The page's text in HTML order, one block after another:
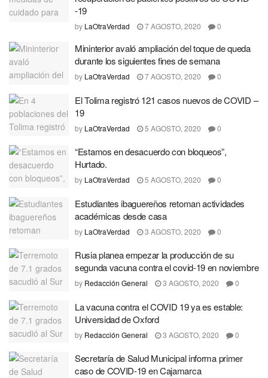
-19
by LaOtraVerdad 7 AGOSTO, 2020 0
Mininterior avaló ampliación del toque de queda
durante los siguientes fines de semana
by LaOtraVerdad 7 AGOSTO, 2020 0
El Tolima registró 121 casos nuevos de COVID –
19
by LaOtraVerdad 5 AGOSTO, 2020 0
“Estamos en desacuerdo con bloqueos”,
Hurtado.
by LaOtraVerdad 5 AGOSTO, 2020 0
Estudiantes ibaguereños retoman actividades
académicas desde casa
by LaOtraVerdad 3 AGOSTO, 2020 0
Rusia planea empezar la producción de su
segunda vacuna contra el covid-19 en noviembre
by Redacción General 3 AGOSTO, 2020 0
La vacuna contra el COVID 19 ya es estable:
Universidad de Oxford
by Redacción General 3 AGOSTO, 2020 0
Secretaría de Salud Municipal informa primer
caso de COVID-19 en Cajamarca